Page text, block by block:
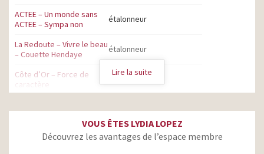
ACTEE – Un monde sans
ACTEE – Sympa non
étalonneur
La Redoute – Vivre le beau
– Couette Hendaye
étalonneur
Côte d’Or – Force de
caractère
tous le goût avec Act For étalonneur
Lire la suite
VOUS ÊTES LYDIA LOPEZ
Découvrez les avantages de l’espace membre